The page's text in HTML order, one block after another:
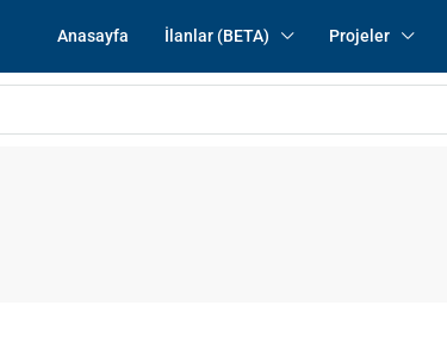
Anasayfa İlanlar (BETA) Projeler